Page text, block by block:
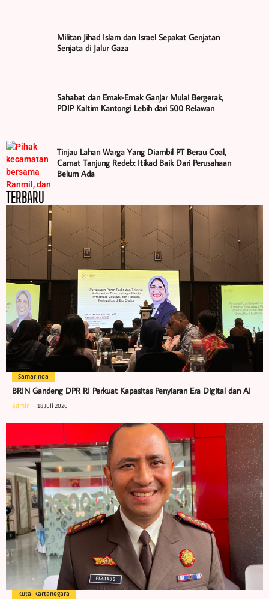
Militan Jihad Islam dan Israel Sepakat Genjatan
Senjata di Jalur Gaza
Sahabat dan Emak-Emak Ganjar Mulai Bergerak,
PDIP Kaltim Kantongi Lebih dari 500 Relawan
Tinjau Lahan Warga Yang Diambil PT Berau Coal,
Camat Tanjung Redeb: Itikad Baik Dari Perusahaan
Belum Ada
TERBARU
Samarinda
BRIN Gandeng DPR RI Perkuat Kapasitas Penyiaran Era Digital dan AI
admin 18 Juli 2026
Kutai Kartanegara